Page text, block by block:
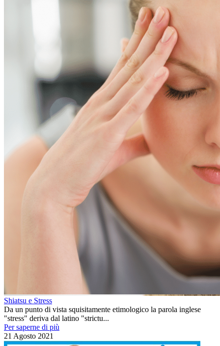
Shiatsu e Stress
Da un punto di vista squisitamente etimologico la parola inglese
"stress" deriva dal latino "strictu...
Per saperne di più
21 Agosto 2021